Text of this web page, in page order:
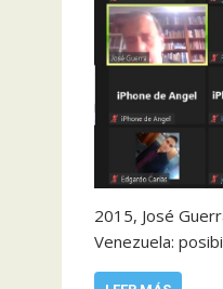
2015, José
Venezuela: